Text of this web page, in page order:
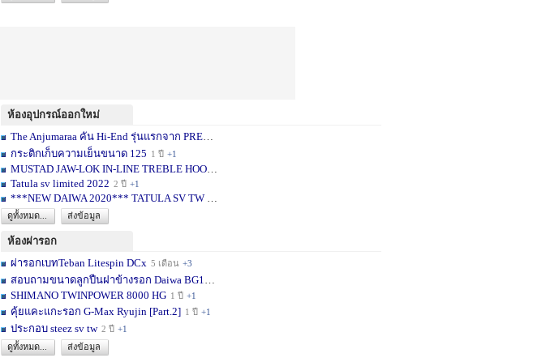
ห้องอุปกรณ์ออกใหม่
The Anjumaraa คัน Hi-End รุ่นแรกจาก PREY
กระติกเก็บความเย็นขนาด 125 1 ปี +1
MUSTAD JAW-LOK IN-LINE TREBLE HOOK - 5X
Tatula sv limited 2022 2 ปี +1
***NEW DAIWA 2020*** TATULA SV TW
ดูทั้งหมด...
ส่งข้อมูล
ห้องผ่ารอก
ผ่ารอกเบทTeban Litespin DCx 5 เดือน +3
สอบถามขนาดลูกปืนฝาข้างรอก Daiwa BG10
SHIMANO TWINPOWER 8000 HG 1 ปี +1
คุ้ยแคะแกะรอก G-Max Ryujin [Part.2] 1 ปี +1
ประกอบ steez sv tw 2 ปี +1
ดูทั้งหมด...
ส่งข้อมูล